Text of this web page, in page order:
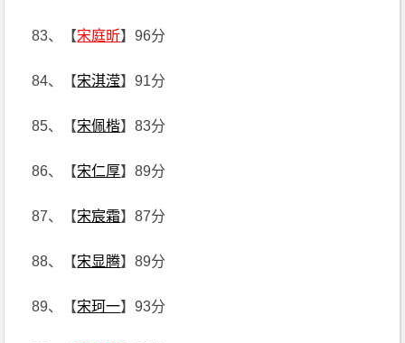
83、【宋庭昕】96分
84、【宋淇滢】91分
85、【宋佩楷】83分
86、【宋仁厚】89分
87、【宋宸霜】87分
88、【宋显腾】89分
89、【宋珂一】93分